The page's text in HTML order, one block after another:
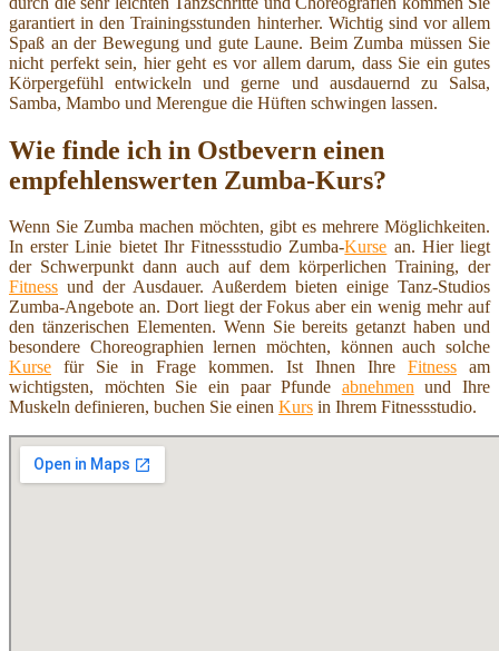
garantiert in den Trainingsstunden hinterher. Wichtig sind vor allem
Spaß an der Bewegung und gute Laune. Beim Zumba müssen Sie
nicht perfekt sein, hier geht es vor allem darum, dass Sie ein gutes
Körpergefühl entwickeln und gerne und ausdauernd zu Salsa,
Samba, Mambo und Merengue die Hüften schwingen lassen.
Wie finde ich in Ostbevern einen
empfehlenswerten Zumba-Kurs?
Wenn Sie Zumba machen möchten, gibt es mehrere Möglichkeiten.
In erster Linie bietet Ihr Fitnessstudio Zumba-Kurse an. Hier liegt
der Schwerpunkt dann auch auf dem körperlichen Training, der
Fitness und der Ausdauer. Außerdem bieten einige Tanz-Studios
Zumba-Angebote an. Dort liegt der Fokus aber ein wenig mehr auf
den tänzerischen Elementen. Wenn Sie bereits getanzt haben und
besondere Choreographien lernen möchten, können auch solche
Kurse für Sie in Frage kommen. Ist Ihnen Ihre Fitness am
wichtigsten, möchten Sie ein paar Pfunde abnehmenund Ihre
Muskeln definieren, buchen Sie einen Kurs in Ihrem Fitnessstudio.